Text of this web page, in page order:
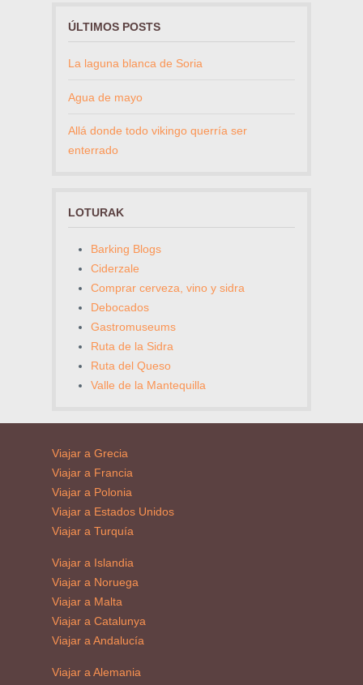
ÚLTIMOS POSTS
La laguna blanca de Soria
Agua de mayo
Allá donde todo vikingo querría ser
enterrado
LOTURAK
Barking Blogs
Ciderzale
Comprar cerveza, vino y sidra
Debocados
Gastromuseums
Ruta de la Sidra
Ruta del Queso
Valle de la Mantequilla
Viajar a Grecia
Viajar a Francia
Viajar a Polonia
Viajar a Estados Unidos
Viajar a Turquía
Viajar a Islandia
Viajar a Noruega
Viajar a Malta
Viajar a Catalunya
Viajar a Andalucía
Viajar a Alemania